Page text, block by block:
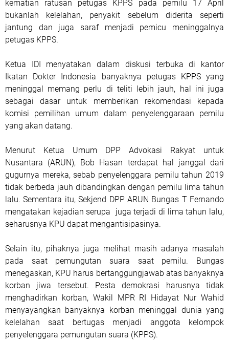
kematian ratusan petugas KPPS pada pemilu 17 April
bukanlah kelelahan, penyakit sebelum diderita seperti
jantung dan juga saraf menjadi pemicu meninggalnya
petugas KPPS.
Ketua IDI menyatakan dalam diskusi terbuka di kantor
Ikatan Dokter Indonesia banyaknya petugas KPPS yang
meninggal memang perlu di teliti lebih jauh, hal ini juga
sebagai dasar untuk memberikan rekomendasi kepada
komisi pemilihan umum dalam penyelenggaraan pemilu
yang akan datang.
Menurut Ketua Umum DPP Advokasi Rakyat untuk
Nusantara (ARUN), Bob Hasan terdapat hal janggal dari
gugurnya mereka, sebab penyelenggara pemilu tahun 2019
tidak berbeda jauh dibandingkan dengan pemilu lima tahun
lalu. Sementara itu, Sekjend DPP ARUN Bungas T Fernando
mengatakan kejadian serupa juga terjadi di lima tahun lalu,
seharusnya KPU dapat mengantisipasinya.
Selain itu, pihaknya juga melihat masih adanya masalah
pada saat pemungutan suara saat pemilu. Bungas
menegaskan, KPU harus bertanggungjawab atas banyaknya
korban jiwa tersebut. Pesta demokrasi harusnya tidak
menghadirkan korban, Wakil MPR RI Hidayat Nur Wahid
menyayangkan banyaknya korban meninggal dunia yang
kelelahan saat bertugas menjadi anggota kelompok
penyelenggara pemungutan suara (KPPS).